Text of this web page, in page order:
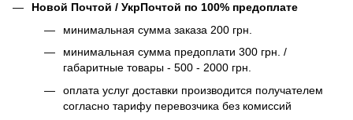
Новой Почтой / УкрПочтой по 100% предоплате
минимальная сумма заказа 200 грн.
минимальная сумма предоплати 300 грн. /
габаритные товары - 500 - 2000 грн.
оплата услуг доставки производится получателем
согласно тарифу перевозчика без комиссий